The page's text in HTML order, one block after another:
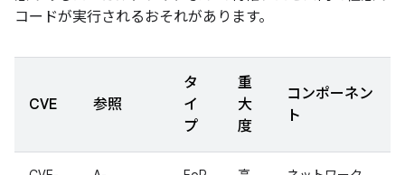
コードが実行されるおそれがあります。
CVE 参照
タ
イ
プ
重
大
度
コンポーネン
ト